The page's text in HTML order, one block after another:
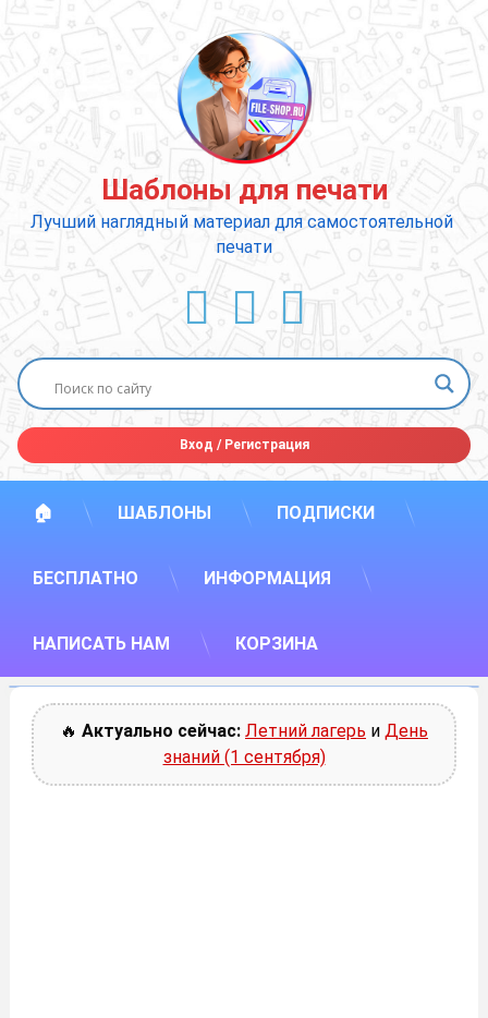
содержимому
Шаблоны для печати
Лучший наглядный материал для самостоятельной
печати
ВКонтакте
YouTube
E-mail
Вход /Регистрация
🏠 ШАБЛОНЫ ПОДПИСКИ
БЕСПЛАТНО ИНФОРМАЦИЯ
НАПИСАТЬ НАМ КОРЗИНА
🔥 Актуально сейчас: Летний лагерь и День
знаний (1 сентября)